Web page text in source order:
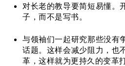
对长老的教导要简短易懂。
子，而不是写书。
与领袖们一起研究那些没有
话题。这样会减少阻力，也
革，这样就为更持久的变革